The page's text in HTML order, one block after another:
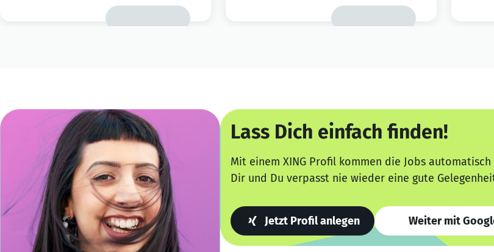
Lass Dich einfach finden!
Mit einem XING Profil kommen die Jobs automatisch
Dir und Du verpasst nie wieder eine gute
Jetzt Profil anlegen Weiter mit